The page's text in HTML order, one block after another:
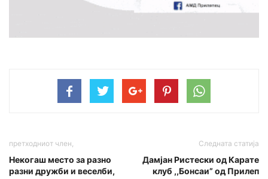
претходниот член,
Некогаш место за разно
разни дружби и веселби,
Следната статија
Дамјан Ристески од Карате
клуб ,,Бонсаи” од Прилеп